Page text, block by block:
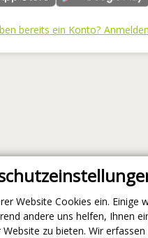
bereits ein Konto? Anmelden
Website Cookies ein. Einige
andere uns helfen, Ihnen
zu bieten. Wir erfassen